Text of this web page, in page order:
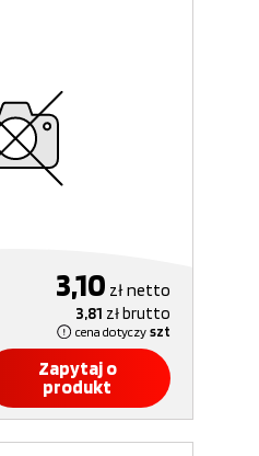
3,10 złnetto
3,81 złbrutto
cena dotyczy szt
Zapytaj o
produkt